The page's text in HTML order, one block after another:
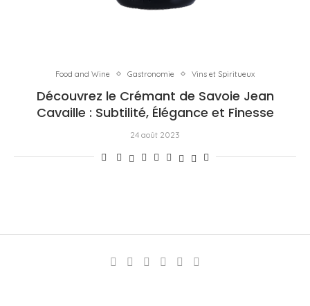
Food and Wine Gastronomie Vins et Spiritueux
Découvrez le Crémant de Savoie Jean
Cavaille : Subtilité, Élégance et Finesse
24 août 2023